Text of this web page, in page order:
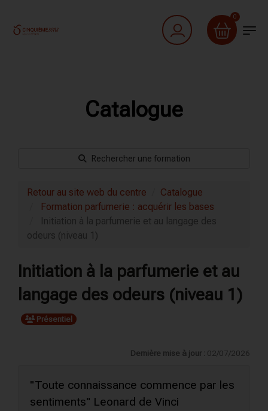
0
Catalogue
Rechercher une formation
Retour au site web du centre
Catalogue
Formation parfumerie : acquérir les bases
Initiation à la parfumerie et au langage des
odeurs (niveau 1)
Initiation à la parfumerie et au
langage des odeurs (niveau 1)
Présentiel
Dernière mise à jour : 02/07/2026
"Toute connaissance commence par les
sentiments" Leonard de Vinci